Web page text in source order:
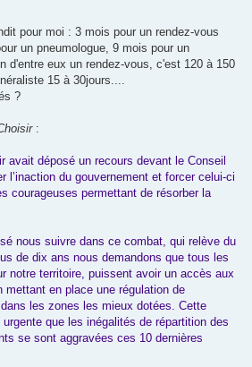
pour moi : 3 mois pour un rendez-vous
un pneumologue, 9 mois pour un
d'entre eux un rendez-vous, c'est 120 à 150
15 à 30jours....
?
:
avait déposé un recours devant le Conseil
l’inaction du gouvernement et forcer celui-ci
courageuses permettant de résorber la
nous suivre dans ce combat, qui relève du
de dix ans nous demandons que tous les
notre territoire, puissent avoir un accès aux
en place une régulation de
les zones les mieux dotées. Cette
que les inégalités de répartition des
se sont aggravées ces 10 dernières